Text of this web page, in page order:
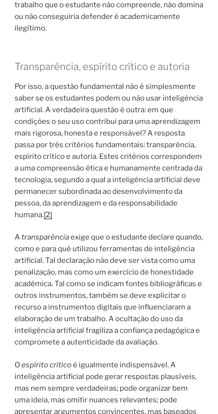
trabalho que o estudante não compreende, não domina
ou não conseguiria defender é academicamente
ilegítimo.
Transparência, espírito crítico e autoria
Por isso, a questão fundamental não é simplesmente
saber se os estudantes podem ou não usar inteligência
artificial. A verdadeira questão é outra: em que
condições o seu uso contribui para uma aprendizagem
mais rigorosa, honesta e responsável? A resposta
passa por três critérios fundamentais: transparência,
espírito crítico e autoria. Estes critérios correspondem
a uma compreensão ética e humanamente centrada da
tecnologia, segundo a qual a inteligência artificial deve
permanecer subordinada ao desenvolvimento da
pessoa, da aprendizagem e da responsabilidade
humana.[2]
Atransparênciaexige que o estudante declare quando,
como e para quê utilizou ferramentas de inteligência
artificial. Tal declaração não deve ser vista como uma
penalização, mas como um exercício de honestidade
académica. Tal como se indicam fontes bibliográficas e
outros instrumentos, também se deve explicitar o
recurso a instrumentos digitais que influenciaram a
elaboração de um trabalho. A ocultação do uso da
inteligência artificial fragiliza a confiança pedagógica e
compromete a autenticidade da avaliação.
Oespírito críticoé igualmente indispensável. A
inteligência artificial pode gerar respostas plausíveis,
mas nem sempre verdadeiras; pode organizar bem
uma ideia, mas omitir nuances relevantes; pode
apresentar argumentos convincentes, mas baseados